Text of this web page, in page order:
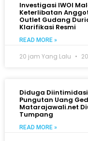
Investigasi IWOI
Keterlibatan
Outlet Gudang
Klarifikasi Resmi
READ MORE »
20 jam Yang Lalu
Diduga
Pungutan Uang
Matarajawali.net
Tumpang
READ MORE »